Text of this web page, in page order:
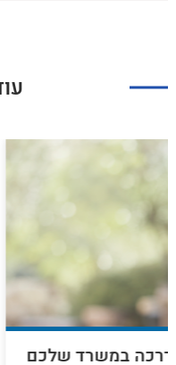
חמשת עמודי